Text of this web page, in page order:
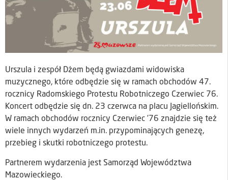
Urszula i zespół Dżem będą gwiazdami widowiska
muzycznego, które odbędzie się w ramach obchodów 47.
rocznicy Radomskiego Protestu Robotniczego Czerwiec 76.
Koncert odbędzie się dn. 23 czerwca na placu Jagiellońskim.
W ramach obchodów rocznicy Czerwiec ’76 znajdzie się też
wiele innych wydarzeń m.in. przypominających genezę,
przebieg i skutki robotniczego protestu.
Partnerem wydarzenia jest Samorząd Województwa
Mazowieckiego.